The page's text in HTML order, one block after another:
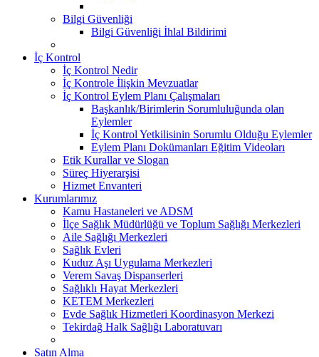
Bilgi Güvenliği
Bilgi Güvenliği İhlal Bildirimi
İç Kontrol
İç Kontrol Nedir
İç Kontrole İlişkin Mevzuatlar
İç Kontrol Eylem Planı Çalışmaları
Başkanlık/Birimlerin Sorumluluğunda olan
Eylemler
İç Kontrol Yetkilisinin Sorumlu Olduğu Eylemler
Eylem Planı Dokümanları Eğitim Videoları
Etik Kurallar ve Slogan
Süreç Hiyerarşisi
Hizmet Envanteri
Kurumlarımız
Kamu Hastaneleri ve ADSM
İlçe Sağlık Müdürlüğü ve Toplum Sağlığı Merkezleri
Aile Sağlığı Merkezleri
Sağlık Evleri
Kuduz Aşı Uygulama Merkezleri
Verem Savaş Dispanserleri
Sağlıklı Hayat Merkezleri
KETEM Merkezleri
Evde Sağlık Hizmetleri Koordinasyon Merkezi
Tekirdağ Halk Sağlığı Laboratuvarı
Satın Alma